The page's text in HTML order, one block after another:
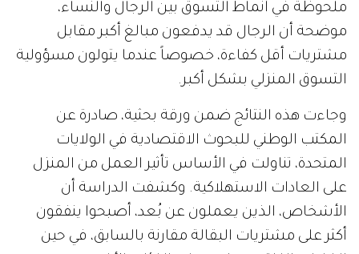
ملحوظة في أنماط التسوق بين الرجال والنساء،
موضحة أن الرجال قد يدفعون مبالغ أكبر مقابل
مشتريات أقل كفاءة، خصوصاً عندما يتولون مسؤولية
التسوق المنزلي بشكل أكبر.
وجاءت هذه النتائج ضمن ورقة بحثية، صادرة عن
المكتب الوطني للبحوث الاقتصادية في الولايات
المتحدة، تناولت في الأساس تأثير العمل من المنزل
على العادات الاستهلاكية. وكشفت الدراسة أن
الأشخاص، الذين يعملون عن بُعد، أصبحوا ينفقون
أكثر على مشتريات البقالة مقارنة بالسابق، في حين